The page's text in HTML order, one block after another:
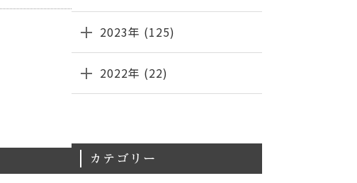
2023年 (125)
2022年 (22)
カテゴリー